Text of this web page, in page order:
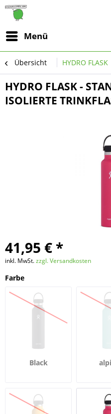
Menü
Übersicht HYDRO FLASK
HYDRO FLASK -
ISOLIERTE
41,95 € *
inkl. MwSt.zzgl. Versandkosten
Farbe
Black